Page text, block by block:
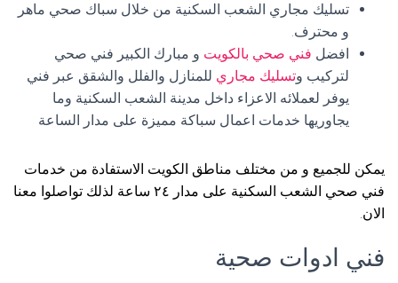
تسليك مجاري الشعب السكنية من خلال سباك صحي ماهر
و محترف.
افضل فني صحي بالكويت و مبارك الكبير فني صحي
لتركيب وتسليك مجاري للمنازل والفلل والشقق عبر فني
يوفر لعملائه الاعزاء داخل مدينة الشعب السكنية وما
يجاوريها خدمات اعمال سباكة مميزة على مدار الساعة
يمكن للجميع و من مختلف مناطق الكويت الاستفادة من خدمات
فني صحي الشعب السكنية على مدار ٢٤ ساعة لذلك تواصلوا معنا
الان.
فني ادوات صحية